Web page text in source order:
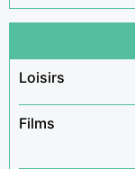
Loisirs
Films